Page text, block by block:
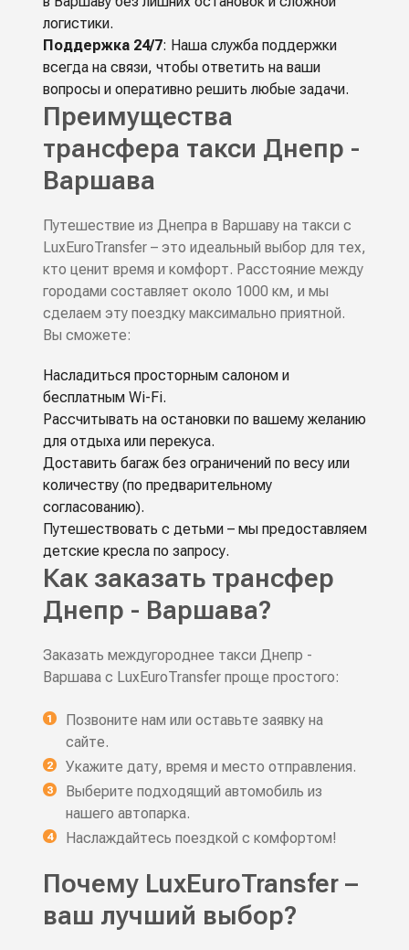
логистики.
Поддержка 24/7: Наша служба поддержки
всегда на связи, чтобы ответить на ваши
вопросы и оперативно решить любые задачи.
Преимущества
трансфера такси Днепр -
Варшава
Путешествие из Днепра в Варшаву на такси с
LuxEuroTransfer – это идеальный выбор для тех,
кто ценит время и комфорт. Расстояние между
городами составляет около 1000 км, и мы
сделаем эту поездку максимально приятной.
Вы сможете:
Насладиться просторным салоном и
бесплатным Wi-Fi.
Рассчитывать на остановки по вашему желанию
для отдыха или перекуса.
Доставить багаж без ограничений по весу или
количеству (по предварительному
согласованию).
Путешествовать с детьми – мы предоставляем
детские кресла по запросу.
Как заказать трансфер
Днепр - Варшава?
Заказать междугороднее такси Днепр -
Варшава с LuxEuroTransfer проще простого:
Позвоните нам или оставьте заявку на
сайте.
Укажите дату, время и место отправления.
Выберите подходящий автомобиль из
нашего автопарка.
Наслаждайтесь поездкой с комфортом!
Почему LuxEuroTransfer –
ваш лучший выбор?